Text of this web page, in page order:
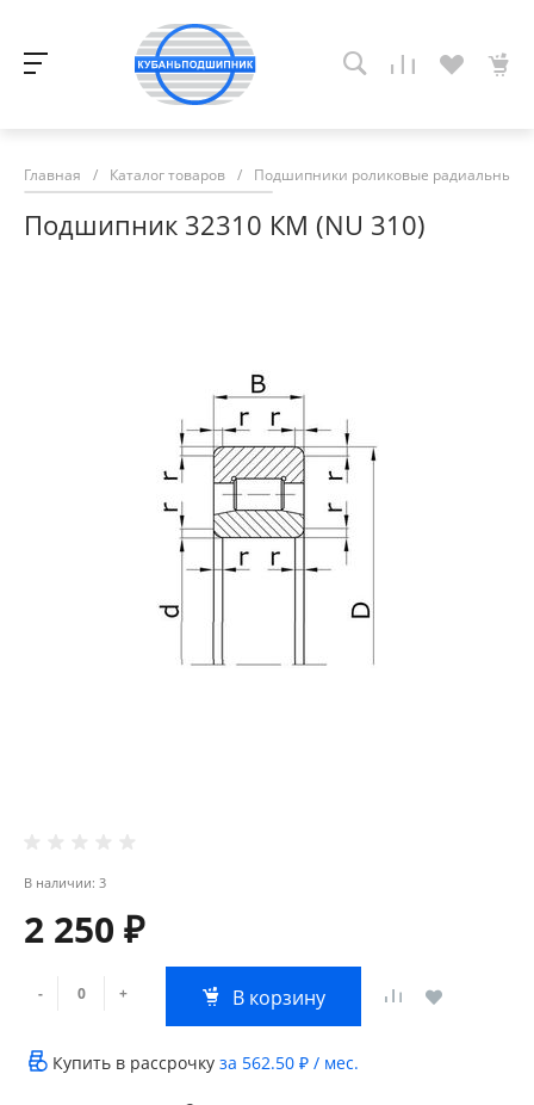
Главная / Каталог товаров / Подшипники роликовые радиальные
Подшипник 32310 КМ (NU 310)
В наличии: 3
2 250 ₽
- + В корзину
Купить в рассрочку за 562.50 ₽ / мес.